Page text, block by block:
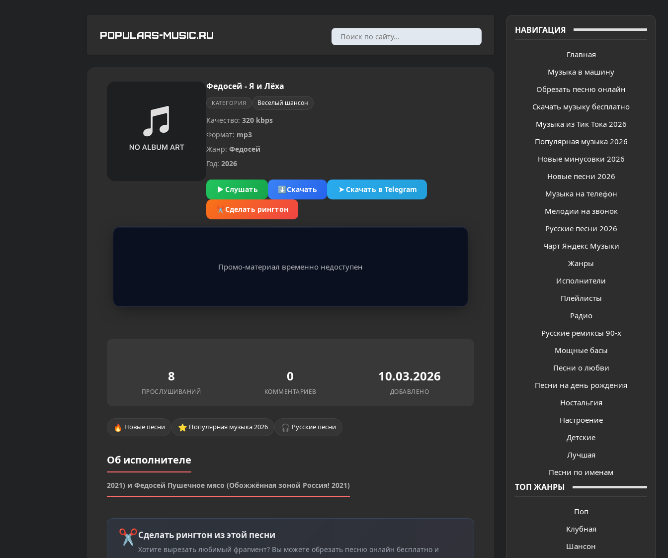
POPULARS-MUSIC.RU НАВИГАЦИЯ
Главная
Музыка в машину
Обрезать песню онлайн
Скачать музыку бесплатно
Музыка из Тик Тока 2026
Популярная музыка 2026
Новые минусовки 2026
Новые песни 2026
Музыка на телефон
Мелодии на звонок
Русские песни 2026
Чарт Яндекс Музыки
Жанры
Исполнители
Плейлисты
Радио
Русские ремиксы 90-х
Мощные басы
Песни о любви
Песни на день рождения
Ностальгия
Настроение
Детские
Лучшая
Песни по именам
ТОП ЖАНРЫ
Поп
Клубная
Шансон
Федосей - Я и Лёха
КАТЕГОРИЯ Веселый шансон
Качество: 320 kbps
Формат: mp3
Жанр: Федосей
Год: 2026
▶ Слушать ⬇Скачать ➤Скачать в Telegram
✂Сделать рингтон
Промо-материал временно недоступен
8
ПРОСЛУШИВАНИЙ
0
КОММЕНТАРИЕВ
10.03.2026
ДОБАВЛЕНО
🔥 Новые песни ⭐ Популярная музыка 2026 🎧 Русские песни
Об исполнителе
2021) и Федосей Пушечное мясо (Обожжённая зоной Россия! 2021)
✂Сделать рингтон из этой песни
Хотите вырезать любимый фрагмент? Вы можете обрезать песню онлайн бесплатно и